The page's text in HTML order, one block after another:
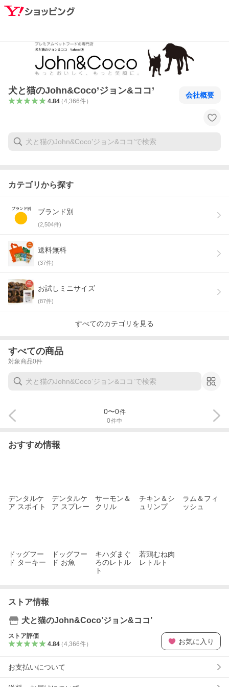
犬と猫のJohn&Coco’ジョン&ココ’
4.84（4,366件）
会社概要
カテゴリから探す
ブランド別
(2,504件)
送料無料
(37件)
お試しミニサイズ
(87件)
すべてのカテゴリを見る
すべての商品
対象商品0件
0件中
0〜0件
おすすめ情報
デンタルケ
ア スポイト
デンタルケ
ア スプレー
サーモン＆
クリル
チキン＆シ
ュリンプ
ラム＆フィ
ッシュ
ドッグフー
ド ターキー
ドッグフー
ド お魚
キハダまぐ
ろのレトル
ト
若鶏むね肉
レトルト
ストア情報
犬と猫のJohn&Coco’ジョン&ココ’
ストア評価
4.84（4,366件） お気に入り
お支払いについて